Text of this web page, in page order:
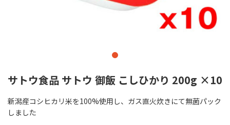
サトウ食品 サトウ 御飯 こしひかり 200g ×10
新潟産コシヒカリ米を100%使用し、ガス直火炊きにて無菌パック
しました